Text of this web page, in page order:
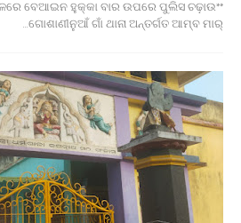
ବେଆଇନ ହୁକ୍କା ବାର ଉପରେ ପୁଲିସ ଚଢ଼ାଉ*
ଗୋଶାଣୀନୁଆଁ ଗାଁ ଥାନା ଅନ୍ତର୍ଗତ ଆମ୍ବ ମାର୍…